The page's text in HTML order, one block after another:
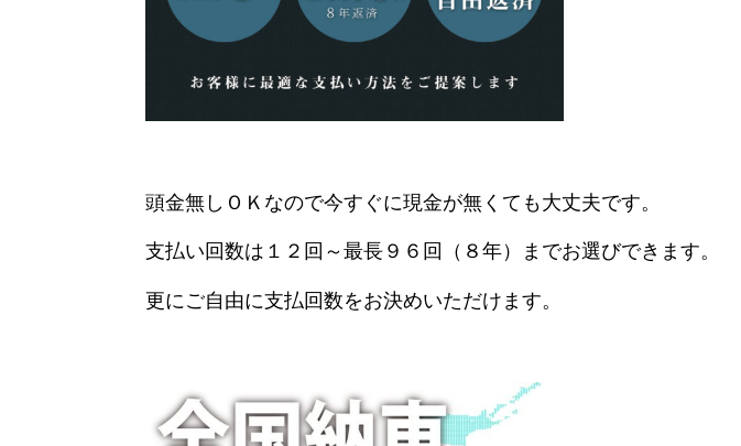
頭金無しＯＫなので今すぐに現金が無くても大丈夫です。
支払い回数は１２回～最長９６回（８年）までお選びできます。
更にご自由に支払回数をお決めいただけます。